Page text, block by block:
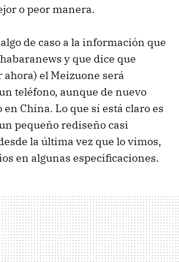
o peor manera.
de caso a la información que
y que dice que
el Meizuone será
teléfono, aunque de nuevo
en China. Lo que sí está claro es
pequeño rediseño casi
la última vez que lo vimos,
en algunas especificaciones.